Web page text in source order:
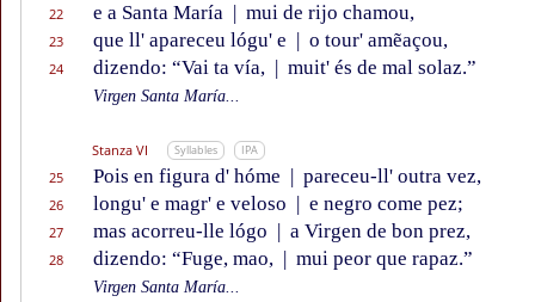
22 e a Santa María | mui de rijo chamou,
23 que ll' apareceu lógu' e | o tour' amẽaçou,
24 dizendo: “Vai ta vía, | muit' és de mal solaz.”
Virgen Santa María...
Stanza VI Syllables IPA
25 Pois en figura d' hóme | pareceu-ll' outra vez,
26 longu' e magr' e veloso | e negro come pez;
27 mas acorreu-lle lógo | a Virgen de bon prez,
28 dizendo: “Fuge, mao, | mui peor que rapaz.”
Virgen Santa María...